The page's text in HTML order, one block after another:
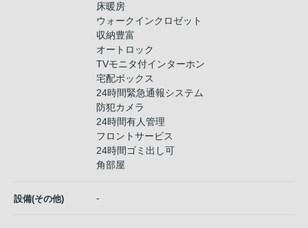
床暖房
ウォークインクロゼット
収納豊富
オートロック
TVモニタ付インターホン
宅配ボックス
24時間緊急通報システム
防犯カメラ
24時間有人管理
フロントサービス
24時間ゴミ出し可
角部屋
設備(その他) -